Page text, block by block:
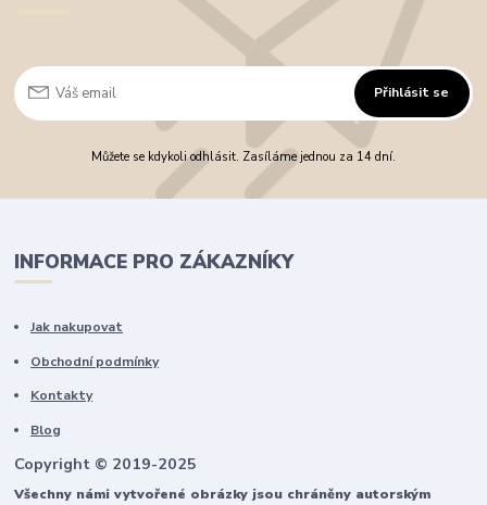
Přihlásit se
Můžete se kdykoli odhlásit. Zasíláme jednou za 14 dní.
INFORMACE PRO ZÁKAZNÍKY
Jak nakupovat
Obchodní podmínky
Kontakty
Blog
Copyright © 2019-2025
Všechny námi vytvořené obrázky jsou chráněny autorským